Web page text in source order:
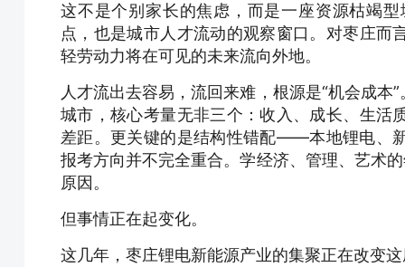
这不是个别家长的焦虑，而是一座资源枯竭
点，也是城市人才流动的观察窗口。对枣庄而
轻劳动力将在可见的未来流向外地。
人才流出去容易，流回来难，根源是“机会成
城市，核心考量无非三个：收入、成长、生活
差距。更关键的是结构性错配——本地锂电、
报考方向并不完全重合。学经济、管理、艺术
原因。
但事情正在起变化。
这几年，枣庄锂电新能源产业的集聚正在改变